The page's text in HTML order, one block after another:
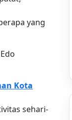
yang
Kota
sehari-